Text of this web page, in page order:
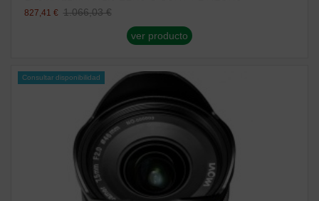
827,41 € 1.066,03 €
ver producto
Consultar disponibilidad